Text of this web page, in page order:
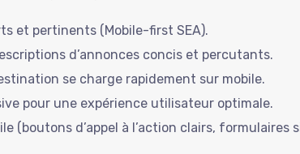
et pertinents (Mobile-first SEA).
d’annonces concis et percutants.
se charge rapidement sur mobile.
pour une expérience utilisateur optimale.
(boutons d’appel à l’action clairs, formulaires